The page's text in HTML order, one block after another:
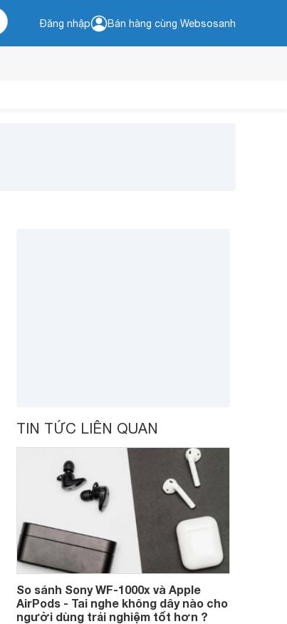
Đăng nhập Bán hàng cùng Websosanh
TIN TỨC LIÊN QUAN
So sánh Sony WF-1000x và Apple
AirPods - Tai nghe không dây nào cho
người dùng trải nghiệm tốt hơn ?